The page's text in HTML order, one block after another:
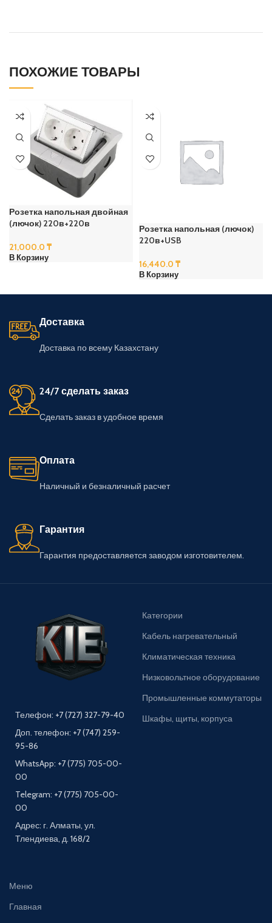
ПОХОЖИЕ ТОВАРЫ
Розетка напольная двойная
(лючок) 220в+220в
21,000.0 ₸
В Корзину
Розетка напольная (лючок)
220в+USB
16,440.0 ₸
В Корзину
Доставка
Доставка по всему Казахстану
24/7 сделать заказ
Сделать заказ в удобное время
Оплата
Наличный и безналичный расчет
Гарантия
Гарантия предоставляется заводом изготовителем.
Телефон: +7 (727) 327-79-40
Доп. телефон: +7 (747) 259-
95-86
WhatsApp: +7 (775) 705-00-
00
Telegram: +7 (775) 705-00-
00
Адрес: г. Алматы, ул.
Тлендиева, д. 168/2
Категории
Кабель нагревательный
Климатическая техника
Низковольтное оборудование
Промышленные коммутаторы
Шкафы, щиты, корпуса
Меню
Главная